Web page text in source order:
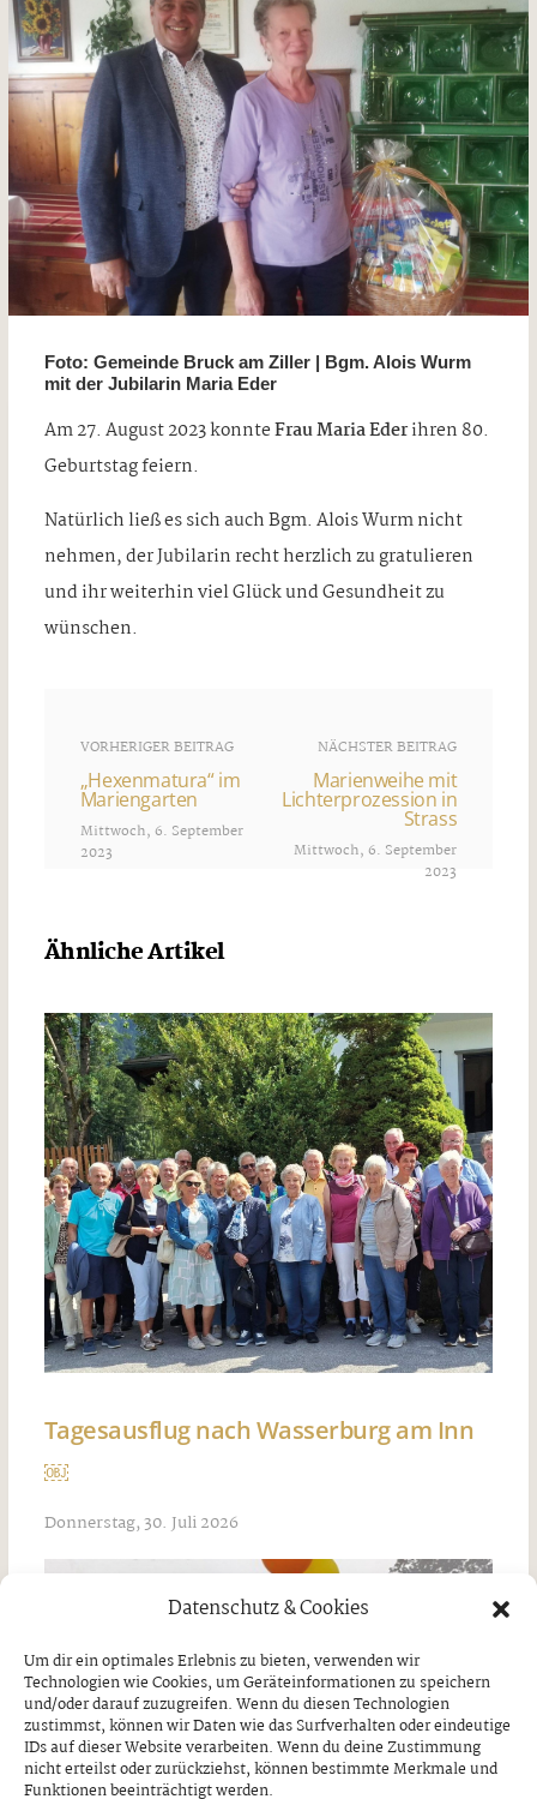
Datenschutz & Cookies
Um dir ein optimales Erlebnis zu bieten, verwenden wir
Technologien wie Cookies, um Geräteinformationen zu speichern
und/oder darauf zuzugreifen. Wenn du diesen Technologien
zustimmst, können wir Daten wie das Surfverhalten oder eindeutige
IDs auf dieser Website verarbeiten. Wenn du deine Zustimmung
nicht erteilst oder zurückziehst, können bestimmte Merkmale und
Funktionen beeinträchtigt werden.
Foto: Gemeinde Bruck am Ziller | Bgm. Alois Wurm
mit der Jubilarin Maria Eder
Am 27. August 2023 konnteFrau Maria Ederihren 80.
Geburtstag feiern.
Natürlich ließ es sich auch Bgm. Alois Wurm nicht
nehmen, der Jubilarin recht herzlich zu gratulieren
und ihr weiterhin viel Glück und Gesundheit zu
wünschen.
VORHERIGER BEITRAG
„Hexenmatura“ im
Mariengarten
Mittwoch, 6. September
2023
NÄCHSTER BEITRAG
Marienweihe mit
Lichterprozession in
Strass
Mittwoch, 6. September
2023
Ähnliche Artikel
Tagesausflug nach Wasserburg am Inn
￼
Donnerstag, 30. Juli 2026